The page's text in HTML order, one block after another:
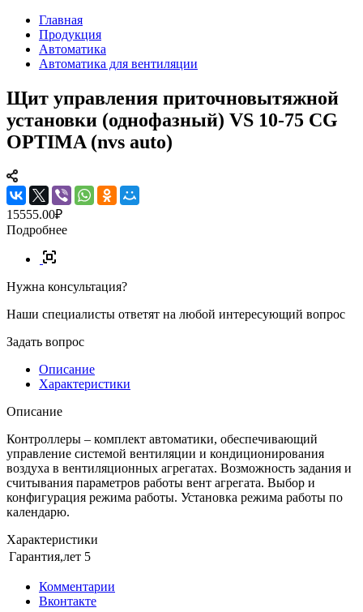
Главная
Продукция
Автоматика
Автоматика для вентиляции
Щит управления приточновытяжной
установки (однофазный) VS 10-75 CG
OPTIMA (nvs auto)
15555.00₽
Подробнее
Нужна консультация?
Наши специалисты ответят на любой интересующий вопрос
Задать вопрос
Описание
Характеристики
Описание
Контроллеры – комплект автоматики, обеспечивающий
управление системой вентиляции и кондиционирования
воздуха в вентиляционных агрегатах. Возможность задания и
считывания параметров работы вент агрегата. Выбор и
конфигурация режима работы. Установка режима работы по
календарю.
Характеристики
Гарантия,лет 5
Комментарии
Вконтакте